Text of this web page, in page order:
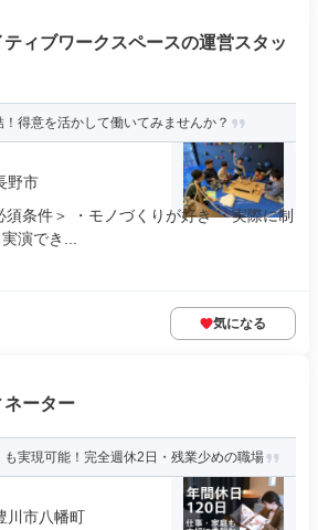
ィブワークスペースの運営スタッ
得意を活かして働いてみませんか？
野市
条件＞ ・モノづくりが好き ・実際に制
演でき...
気になる
ネーター
も実現可能！完全週休2日・残業少めの職場
川市八幡町